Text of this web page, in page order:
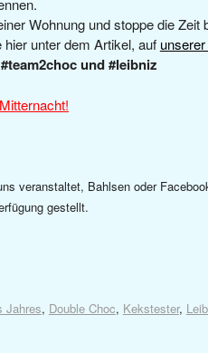
Wohnung und stoppe die Zeit
unter dem Artikel, auf
und #leibniz
veranstaltet, Bahlsen oder
gestellt.
Jahres, Double Choc, Kekstester,